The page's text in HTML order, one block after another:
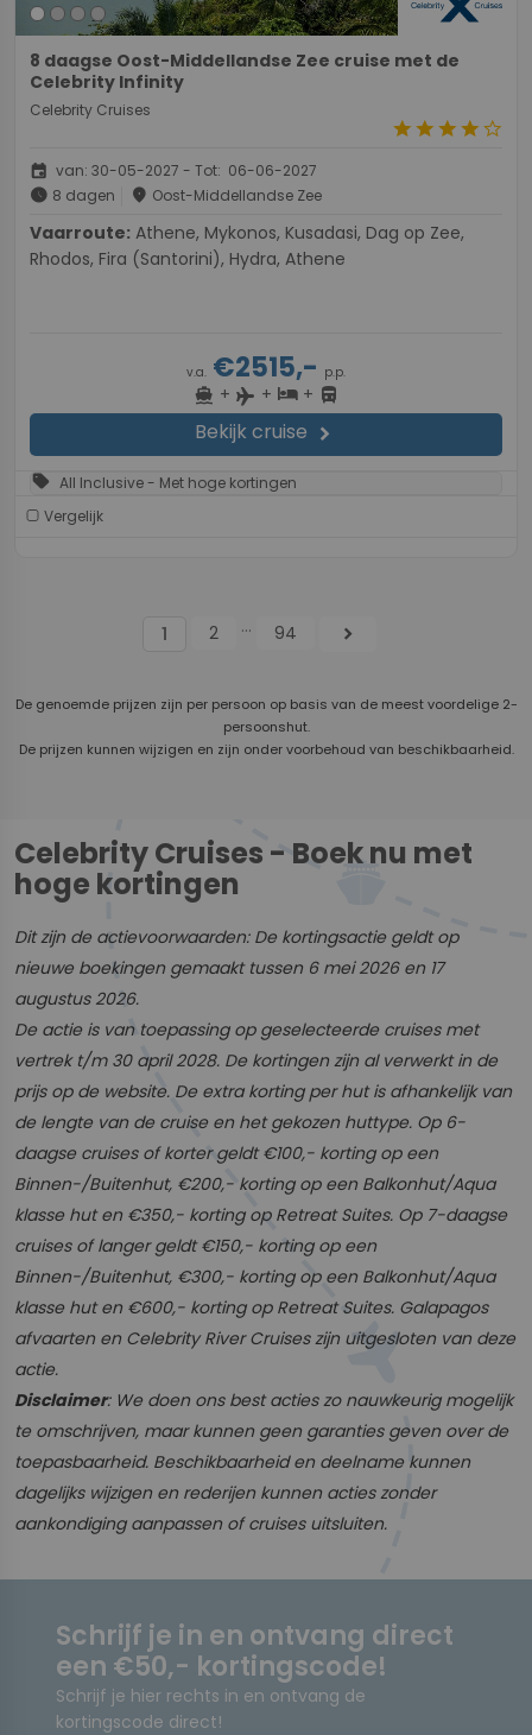
8 daagse Oost-Middellandse Zee cruise met de
Celebrity Infinity
Celebrity Cruises
starstarstarstarstar_border
event van: 30-05-2027 - Tot: 06-06-2027
schedule 8 dagen place Oost-Middellandse Zee
Vaarroute:
Rhodos, Fira (Santorini), Hydra, Athene
v.a. €2515,- p.p.
directions_boat + flight + hotel+ directions_bus
Bekijk cruise chevron_right
sell All Inclusive - Met hoge kortingen
Vergelijk
1 2 ... 94 chevron_right
De genoemde prijzen zijn per persoon op basis van de meest voordelige 2-
persoonshut.
De prijzen kunnen wijzigen en zijn onder voorbehoud van beschikbaarheid.
Celebrity Cruises - Boek nu met
hoge kortingen
Dit zijn de actievoorwaarden: De kortingsactie geldt op
nieuwe boekingen gemaakt tussen 6 mei 2026 en 17
augustus 2026.
De actie is van toepassing op geselecteerde cruises met
vertrek t/m 30 april 2028. De kortingen zijn al verwerkt in de
prijs op de website. De extra korting per hut is afhankelijk van
de lengte van de cruise en het gekozen huttype. Op 6-
daagse cruises of korter geldt €100,- korting op een
Binnen-/Buitenhut, €200,- korting op een Balkonhut/Aqua
klasse hut en €350,- korting op Retreat Suites. Op 7-daagse
cruises of langer geldt €150,- korting op een
Binnen-/Buitenhut, €300,- korting op een Balkonhut/Aqua
klasse hut en €600,- korting op Retreat Suites. Galapagos
afvaarten en Celebrity River Cruises zijn uitgesloten van deze
actie.
Disclaimer: We doen ons best acties zo nauwkeurig mogelijk
te omschrijven, maar kunnen geen garanties geven over de
toepasbaarheid. Beschikbaarheid en deelname kunnen
dagelijks wijzigen en rederijen kunnen acties zonder
aankondiging aanpassen of cruises uitsluiten.
Schrijf je in en ontvang direct
een €50,- kortingscode!
Schrijf je hier rechts in en ontvang de
kortingscode direct!